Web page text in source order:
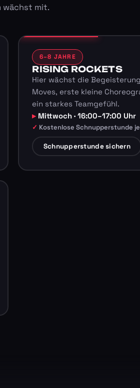
wächst mit.
6–8 JAHRE
RISING ROCKETS
Hier wächst die
Moves, erste kleine
ein starkes Teamgefühl.
Mittwoch · 16:00–17:00 Uhr
Kostenlose Schnupperstunde
Schnupperstunde sichern